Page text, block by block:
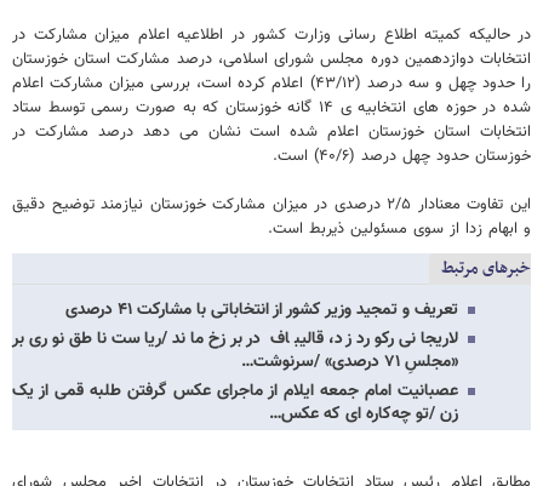
در حالیکه کمیته اطلاع رسانی وزارت کشور در اطلاعیه اعلام میزان مشارکت در
انتخابات دوازدهمین دوره مجلس شورای اسلامی، درصد مشارکت استان خوزستان
را حدود چهل و سه درصد (۴۳/۱۲) اعلام کرده است، بررسی میزان مشارکت اعلام
شده در حوزه های انتخابیه ی ۱۴ گانه خوزستان که به صورت رسمی توسط ستاد
انتخابات استان خوزستان اعلام شده است نشان می دهد درصد مشارکت در
خوزستان حدود چهل درصد (۴۰/۶) است.
این تفاوت معنادار ۲/۵ درصدی در میزان مشارکت خوزستان نیازمند توضیح دقیق
و ابهام زدا از سوی مسئولین ذیربط است.
خبرهای مرتبط
تعریف و تمجید وزیر کشور از انتخاباتی با مشارکت ۴۱ درصدی
لاریجانی رکورد زد، قالیباف در برزخ ماند /ریاست ناطق نوری بر
«مجلسِ ۷۱ درصدی» /سرنوشت…
عصبانیت امام جمعه ایلام از ماجرای عکس گرفتن طلبه قمی از یک
زن /تو چه‌کاره ای که عکس…